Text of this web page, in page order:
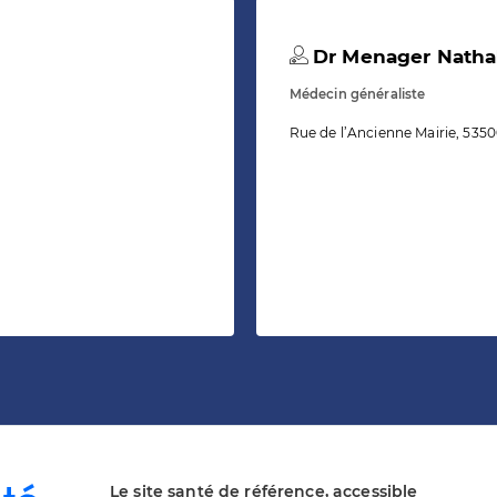
Dr Menager
Médecin généraliste
Rue de l’Ancienne Mairie,
Le site santé de référence, accessible